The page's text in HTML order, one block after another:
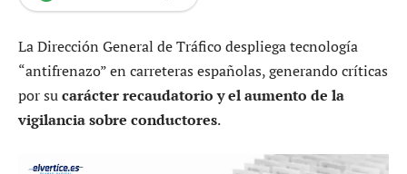
La Dirección General de Tráfico despliega tecnología
“antifrenazo” en carreteras españolas, generando críticas
por sucarácter recaudatorio y el aumento de la
vigilancia sobre conductores.